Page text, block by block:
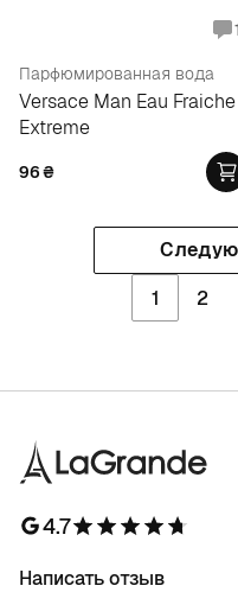
Парфюмированная вода
Versace Man Eau Fraiche
Extreme
96₴
1
2
4.7
Написать отзыв